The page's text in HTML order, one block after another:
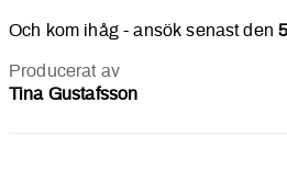
Och kom ihåg - ansök senast den
Producerat av
Tina Gustafsson